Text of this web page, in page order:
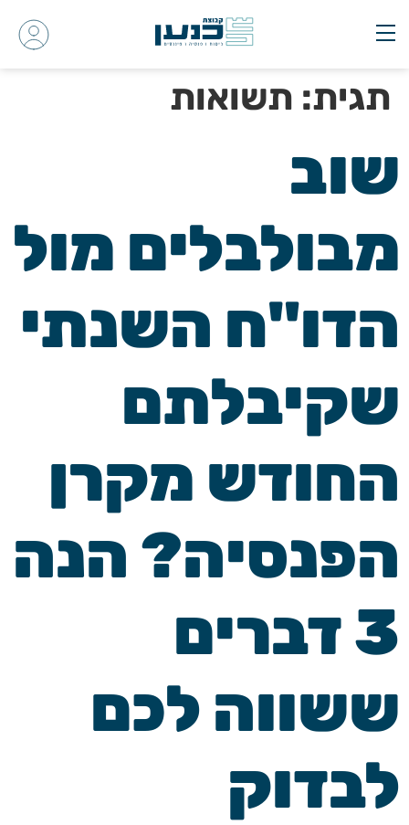
תגית: תשואות
שוב
מבולבלים מול
הדו"ח השנתי
שקיבלתם
החודש מקרן
הפנסיה? הנה
3 דברים
ששווה לכם
לבדוק